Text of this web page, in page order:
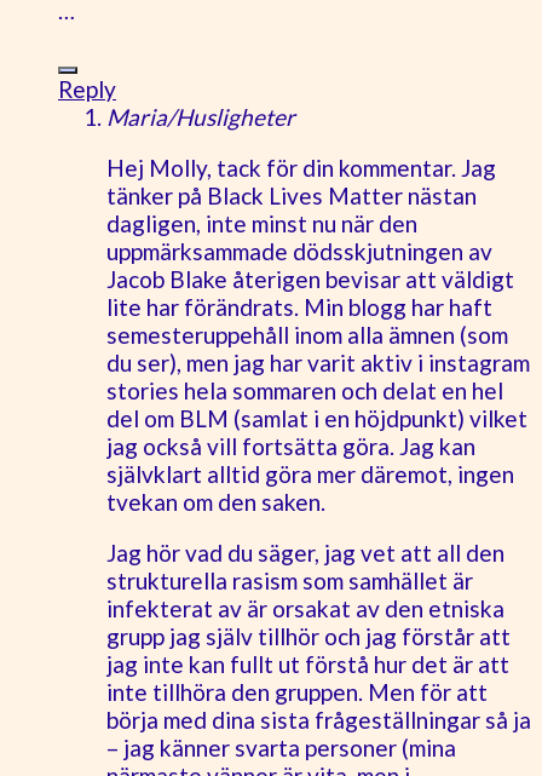
…
Reply
Maria/Husligheter
Hej Molly, tack för din kommentar. Jag
tänker på Black Lives Matter nästan
dagligen, inte minst nu när den
uppmärksammade dödsskjutningen av
Jacob Blake återigen bevisar att väldigt
lite har förändrats. Min blogg har haft
semesteruppehåll inom alla ämnen (som
du ser), men jag har varit aktiv i instagram
stories hela sommaren och delat en hel
del om BLM (samlat i en höjdpunkt) vilket
jag också vill fortsätta göra. Jag kan
självklart alltid göra mer däremot, ingen
tvekan om den saken.
Jag hör vad du säger, jag vet att all den
strukturella rasism som samhället är
infekterat av är orsakat av den etniska
grupp jag själv tillhör och jag förstår att
jag inte kan fullt ut förstå hur det är att
inte tillhöra den gruppen. Men för att
börja med dina sista frågeställningar så ja
– jag känner svarta personer (mina